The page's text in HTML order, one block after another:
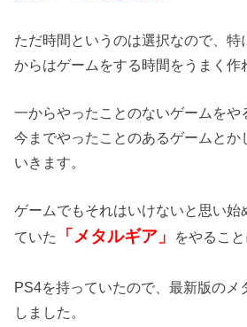
ただ時間というのは選択なので、特
からはゲームをする時間をうまく作
一からやったことのないゲームをや
今までやったことのあるゲームとか
いきます。
ゲームでもそれはいけないと思い始
ていた
「メタルギア」 をやること
PS4を持っていたので、最新版のメ
しました。